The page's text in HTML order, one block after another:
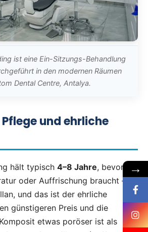
ist eine Ein-Sitzungs-Behandlung
in den modernen Räumen
Dental Centre, Antalya.
und ehrliche
hält typisch 4–8 Jahre, bevor es
oder Auffrischung braucht —
und das ist der ehrliche
günstigeren Preis und die
etwas poröser ist als
→